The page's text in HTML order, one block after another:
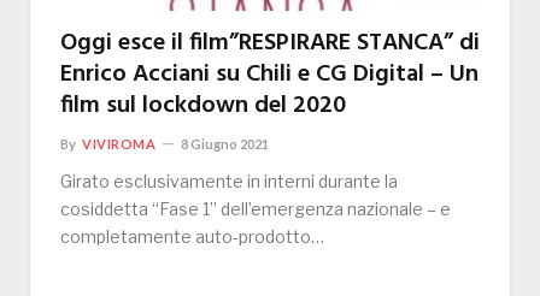
Oggi esce il film”RESPIRARE STANCA” di
Enrico Acciani su Chili e CG Digital – Un
film sul lockdown del 2020
By VIVIROMA 8 Giugno 2021
Girato esclusivamente in interni durante la
cosiddetta “Fase 1” dell’emergenza nazionale – e
completamente auto-prodotto…